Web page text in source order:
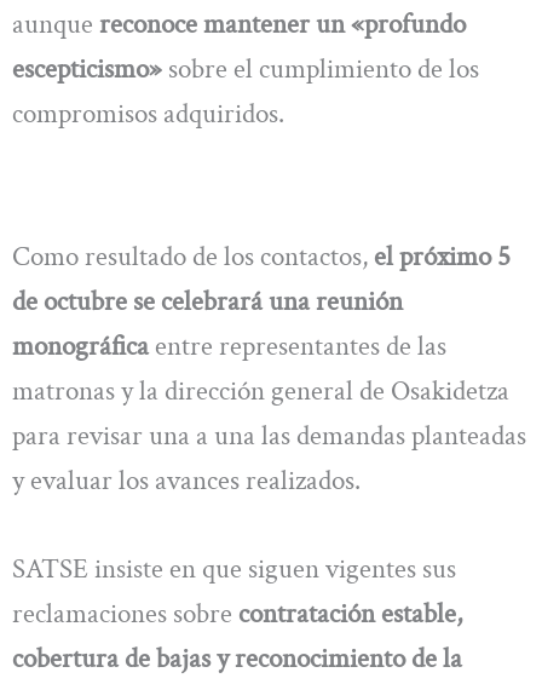
aunque reconoce mantener un «profundo
escepticismo» sobre el cumplimiento de los
compromisos adquiridos.
Como resultado de los contactos, el próximo 5
de octubre se celebrará una reunión
monográficaentre representantes de las
matronas y la dirección general de Osakidetza
para revisar una a una las demandas planteadas
y evaluar los avances realizados.
SATSE insiste en que siguen vigentes sus
reclamaciones sobre contratación estable,
cobertura de bajas y reconocimiento de la